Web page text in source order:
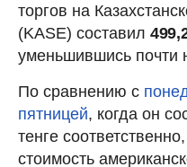
торгов на
(KASE) составил
уменьшившись почти
По сравнению с
пятницей, когда он
тенге
стоимость